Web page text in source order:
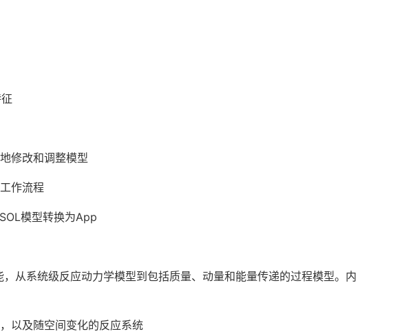
修改和调整模型
作流程
模型转换为App
从系统级反应动力学模型到包括质量、动量和能量传递的过程模型。内
以及随空间变化的反应系统